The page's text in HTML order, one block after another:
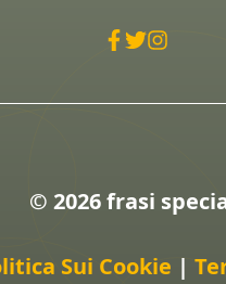
© 2026 frasi
Sui Cookie |